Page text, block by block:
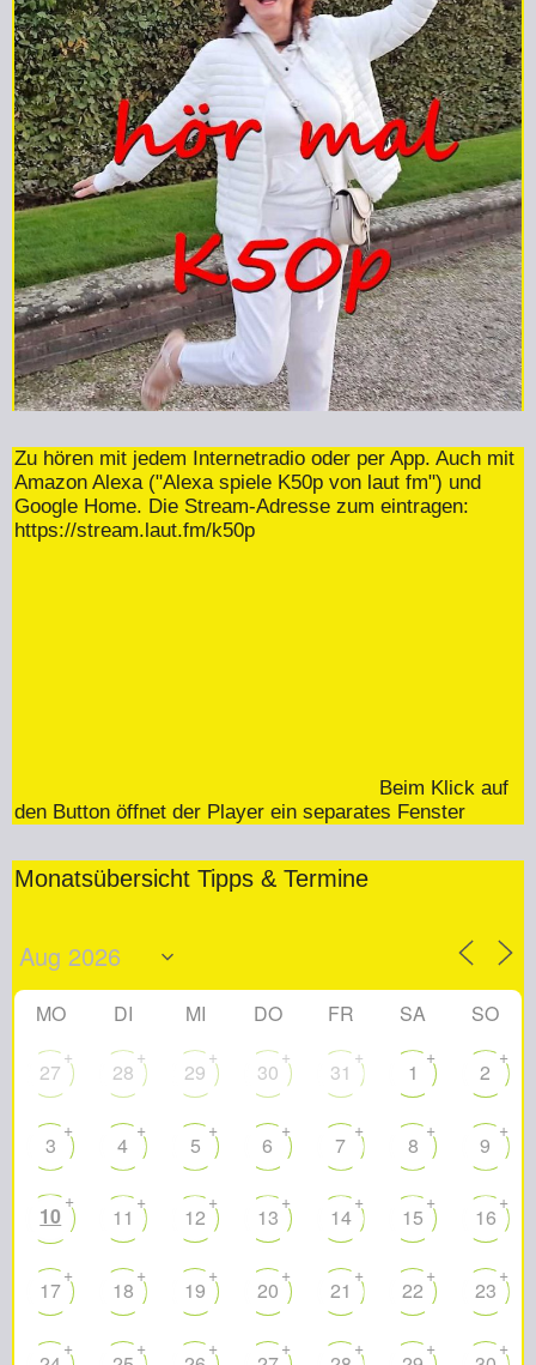
Zu hören mit jedem Internetradio oder per App. Auch mit
Amazon Alexa ("Alexa spiele K50p von laut fm") und
Google Home. Die Stream-Adresse zum eintragen:
https://stream.laut.fm/k50p
Beim Klick auf
den Button öffnet der Player ein separates Fenster
Monatsübersicht Tipps & Termine
MO DI MI DO FR SA SO
27
+
28
+
29
+
30
+
31
+
1
+
2
+
3
+
4
+
5
+
6
+
7
+
8
+
9
+
10
+
11
+
12
+
13
+
14
+
15
+
16
+
17
+
18
+
19
+
20
+
21
+
22
+
23
+
+ + + + + + +